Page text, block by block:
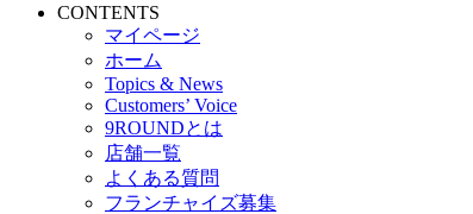
CONTENTS
マイページ
ホーム
Topics & News
Customers’ Voice
9ROUNDとは
店舗一覧
よくある質問
フランチャイズ募集